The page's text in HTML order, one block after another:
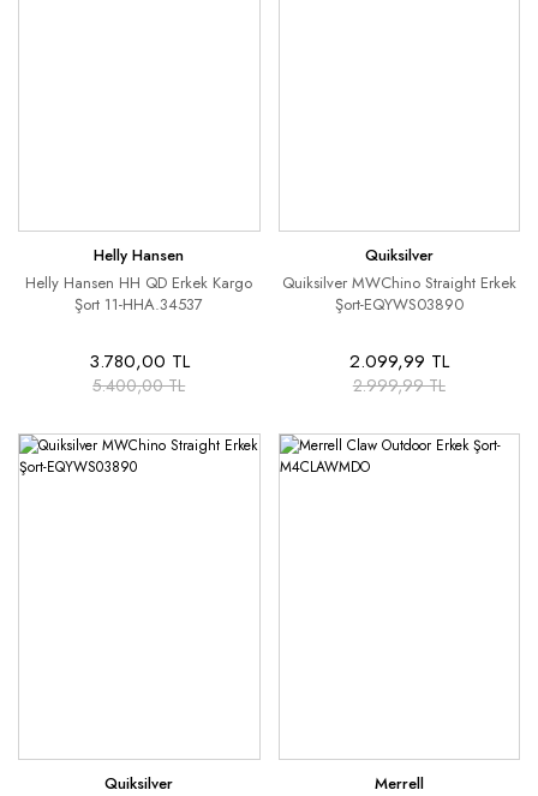
Helly Hansen
Helly Hansen HH QD Erkek Kargo
Şort 11-HHA.34537
3.780,00 TL
5.400,00 TL
Quiksilver
Quiksilver MWChino Straight Erkek
Şort-EQYWS03890
2.099,99 TL
2.999,99 TL
Quiksilver
Merrell